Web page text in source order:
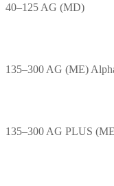
40–125 AG (MD)
135–300 AG (ME)
135–300 AG PLUS